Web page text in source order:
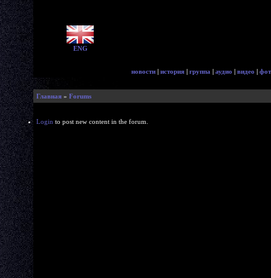
ENG
новости | история | группа | аудио | видео |
Главная » Forums
Login to post new content in the forum.